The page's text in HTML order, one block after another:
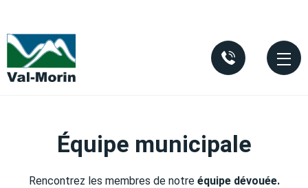
Équipe municipale
Rencontrez les membres de notre équipe dévouée.